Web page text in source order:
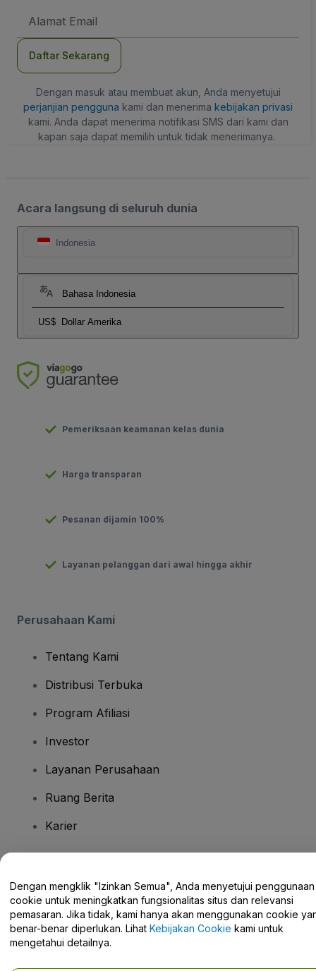
Email
Daftar Sekarang
Dengan masuk atau membuat akun, Anda menyetujui
perjanjian pengguna kami dan menerima kebijakan privasi
kami. Anda dapat menerima notifikasi SMS dari kami dan
kapan saja dapat memilih untuk tidak menerimanya.
Acara langsung di seluruh dunia
Indonesia
Bahasa Indonesia
US$ Dollar Amerika
Pemeriksaan keamanan kelas dunia
Harga transparan
Pesanan dijamin 100%
Layanan pelanggan dari awal hingga akhir
Perusahaan Kami
Tentang Kami
Distribusi Terbuka
Program Afiliasi
Investor
Layanan Perusahaan
Ruang Berita
Karier
Pusat Bantuan / Hubungi Kami
Dengan mengklik "Izinkan Semua", Anda menyetujui penggunaan
cookie untuk meningkatkan fungsionalitas situs dan relevansi
pemasaran. Jika tidak, kami hanya akan menggunakan cookie
benar-benar diperlukan. Lihat Kebijakan Cookie kami untuk
mengetahui detailnya.